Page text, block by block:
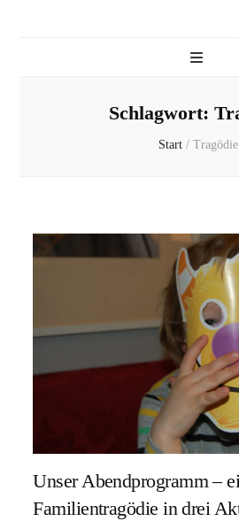
Schlagwort:
Start / Tragödie
Unser Abendprogramm –
Familientragödie in drei